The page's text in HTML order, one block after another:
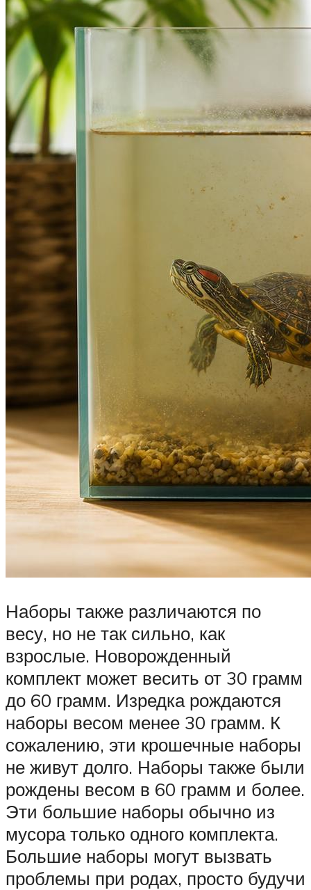
Наборы также различаются по
весу, но не так сильно, как
взрослые. Новорожденный
комплект может весить от 30 грамм
до 60 грамм. Изредка рождаются
наборы весом менее 30 грамм. К
сожалению, эти крошечные наборы
не живут долго. Наборы также были
рождены весом в 60 грамм и более.
Эти большие наборы обычно из
мусора только одного комплекта.
Большие наборы могут вызвать
проблемы при родах, просто будучи